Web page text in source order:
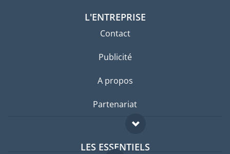
L'ENTREPRISE
Contact
Publicité
A propos
Partenariat
LES ESSENTIELS